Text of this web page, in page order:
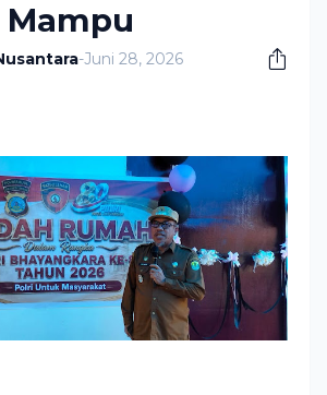
-Juni 28, 2026